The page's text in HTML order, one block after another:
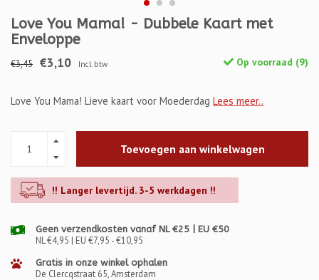
Love You Mama! - Dubbele Kaart met
Enveloppe
€3,45 €3,10 Incl. btw Op voorraad (9)
Love You Mama! Lieve kaart voor Moederdag Lees meer..
Toevoegen aan winkelwagen
!! Langer levertijd. 3-5 werkdagen !!
Geen verzendkosten vanaf NL €25 | EU €50
NL €4,95 | EU €7,95 - €10,95
Gratis in onze winkel ophalen
De Clercqstraat 65, Amsterdam